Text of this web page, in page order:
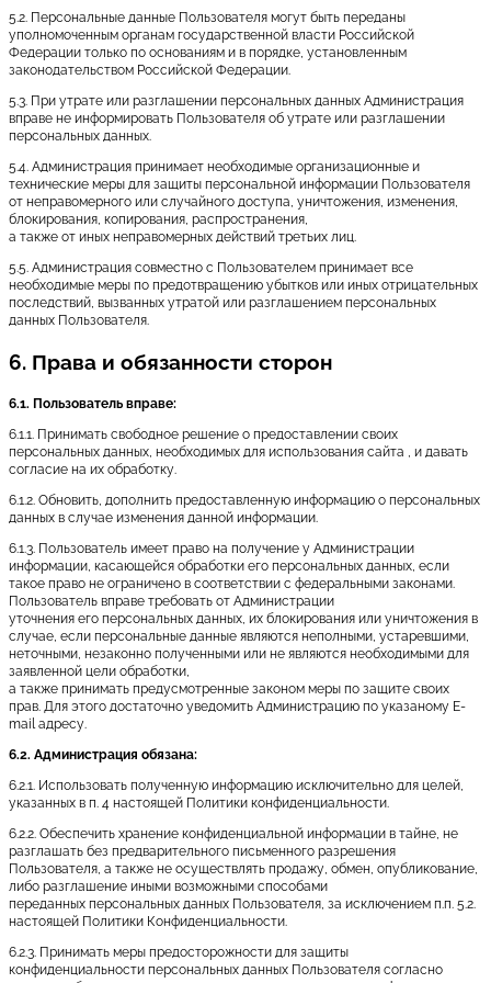
5.2. Персональные данные Пользователя могут быть переданы
уполномоченным органам государственной власти Российской
Федерации только по основаниям и в порядке, установленным
законодательством Российской Федерации.
5.3. При утрате или разглашении персональных данных Администрация
вправе не информировать Пользователя об утрате или разглашении
персональных данных.
5.4. Администрация принимает необходимые организационные и
технические меры для защиты персональной информации Пользователя
от неправомерного или случайного доступа, уничтожения, изменения,
блокирования, копирования, распространения,
а также от иных неправомерных действий третьих лиц.
5.5. Администрация совместно с Пользователем принимает все
необходимые меры по предотвращению убытков или иных отрицательных
последствий, вызванных утратой или разглашением персональных
данных Пользователя.
6. Права и обязанности сторон
6.1. Пользователь вправе:
6.1.1. Принимать свободное решение о предоставлении своих
персональных данных, необходимых для использования сайта , и давать
согласие на их обработку.
6.1.2. Обновить, дополнить предоставленную информацию о персональных
данных в случае изменения данной информации.
6.1.3. Пользователь имеет право на получение у Администрации
информации, касающейся обработки его персональных данных, если
такое право не ограничено в соответствии с федеральными законами.
Пользователь вправе требовать от Администрации
уточнения его персональных данных, их блокирования или уничтожения в
случае, если персональные данные являются неполными, устаревшими,
неточными, незаконно полученными или не являются необходимыми для
заявленной цели обработки,
а также принимать предусмотренные законом меры по защите своих
прав. Для этого достаточно уведомить Администрацию по указаному E-
mail адресу.
6.2. Администрация обязана:
6.2.1. Использовать полученную информацию исключительно для целей,
указанных в п. 4 настоящей Политики конфиденциальности.
6.2.2. Обеспечить хранение конфиденциальной информации в тайне, не
разглашать без предварительного письменного разрешения
Пользователя, а также не осуществлять продажу, обмен, опубликование,
либо разглашение иными возможными способами
переданных персональных данных Пользователя, за исключением п.п. 5.2.
настоящей Политики Конфиденциальности.
6.2.3. Принимать меры предосторожности для защиты
конфиденциальности персональных данных Пользователя согласно